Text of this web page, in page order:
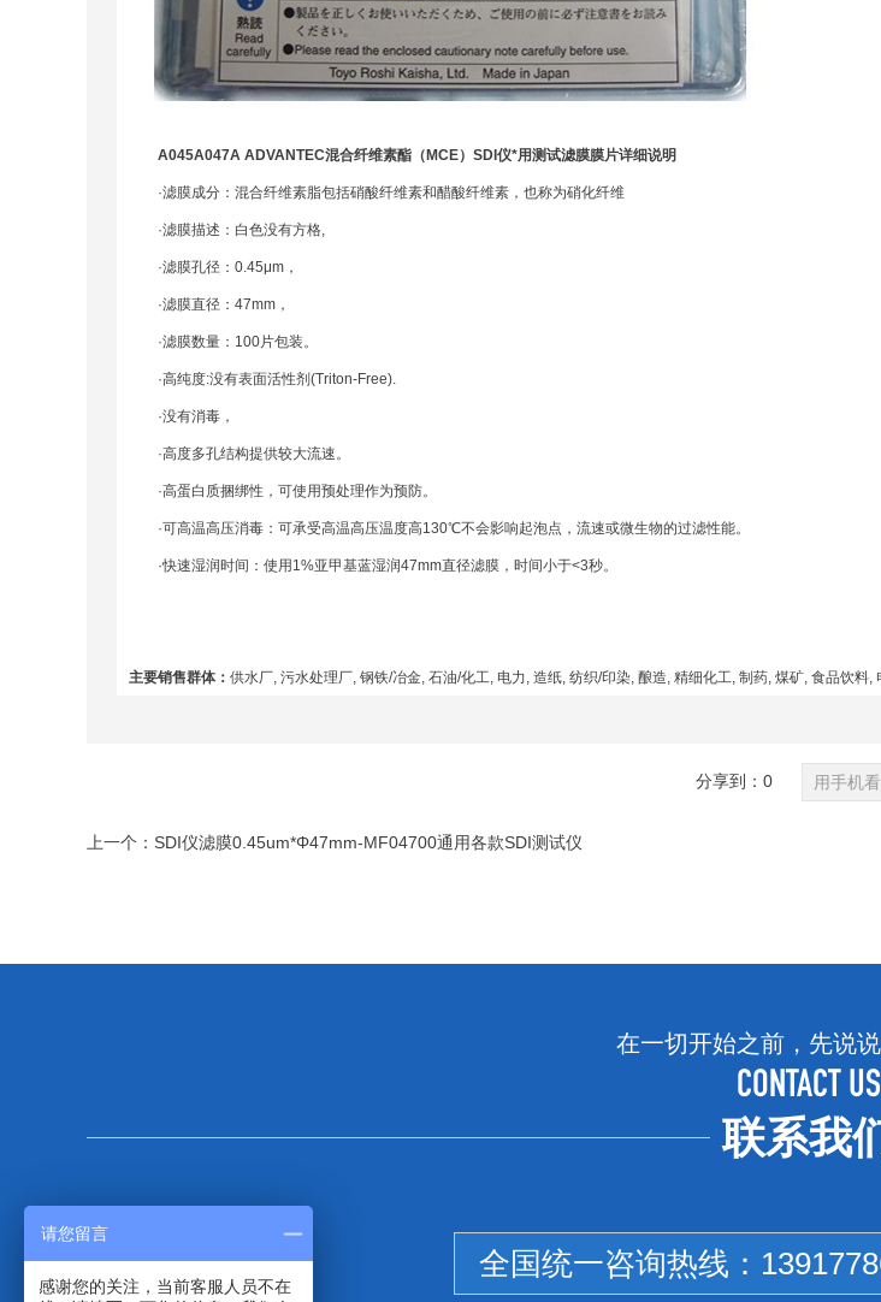
A045A047A ADVANTEC混合纤维素酯（ MCE） SDI 仪*用测试滤膜膜片详细说明
·滤膜成分：混合纤维素脂包括硝酸纤维素和醋酸纤维素，也称为硝化纤维
·滤膜描述：白色没有方格,
·滤膜孔径：0.45μm，
·滤膜直径：47mm，
·滤膜数量：100片包装。
·高纯度:没有表面活性剂(Triton-Free).
·没有消毒，
·高度多孔结构提供较大流速。
·高蛋白质捆绑性，可使用预处理作为预防。
·可高温高压消毒：可承受高温高压温度高130℃不会影响起泡点，流速或微生物的过滤性能。
·快速湿润时间：使用1%亚甲基蓝湿润47mm直径滤膜，时间小于<3秒。
主要销售群体： 供水厂, 污水处理厂, 钢铁/冶金, 石油/化工, 电力, 造纸, 纺织/印染, 酿造, 精细化工, 制药, 煤矿, 食品饮料
分享到： 0 用手机看
上一个： SDI仪滤膜0.45um*Φ47mm-MF04700通用各款SDI测试仪
在一切开始之前，先说
CONTACT US
联系我
全国统一咨询热线：
请您留言
感谢您的关注，当前客服人员不在